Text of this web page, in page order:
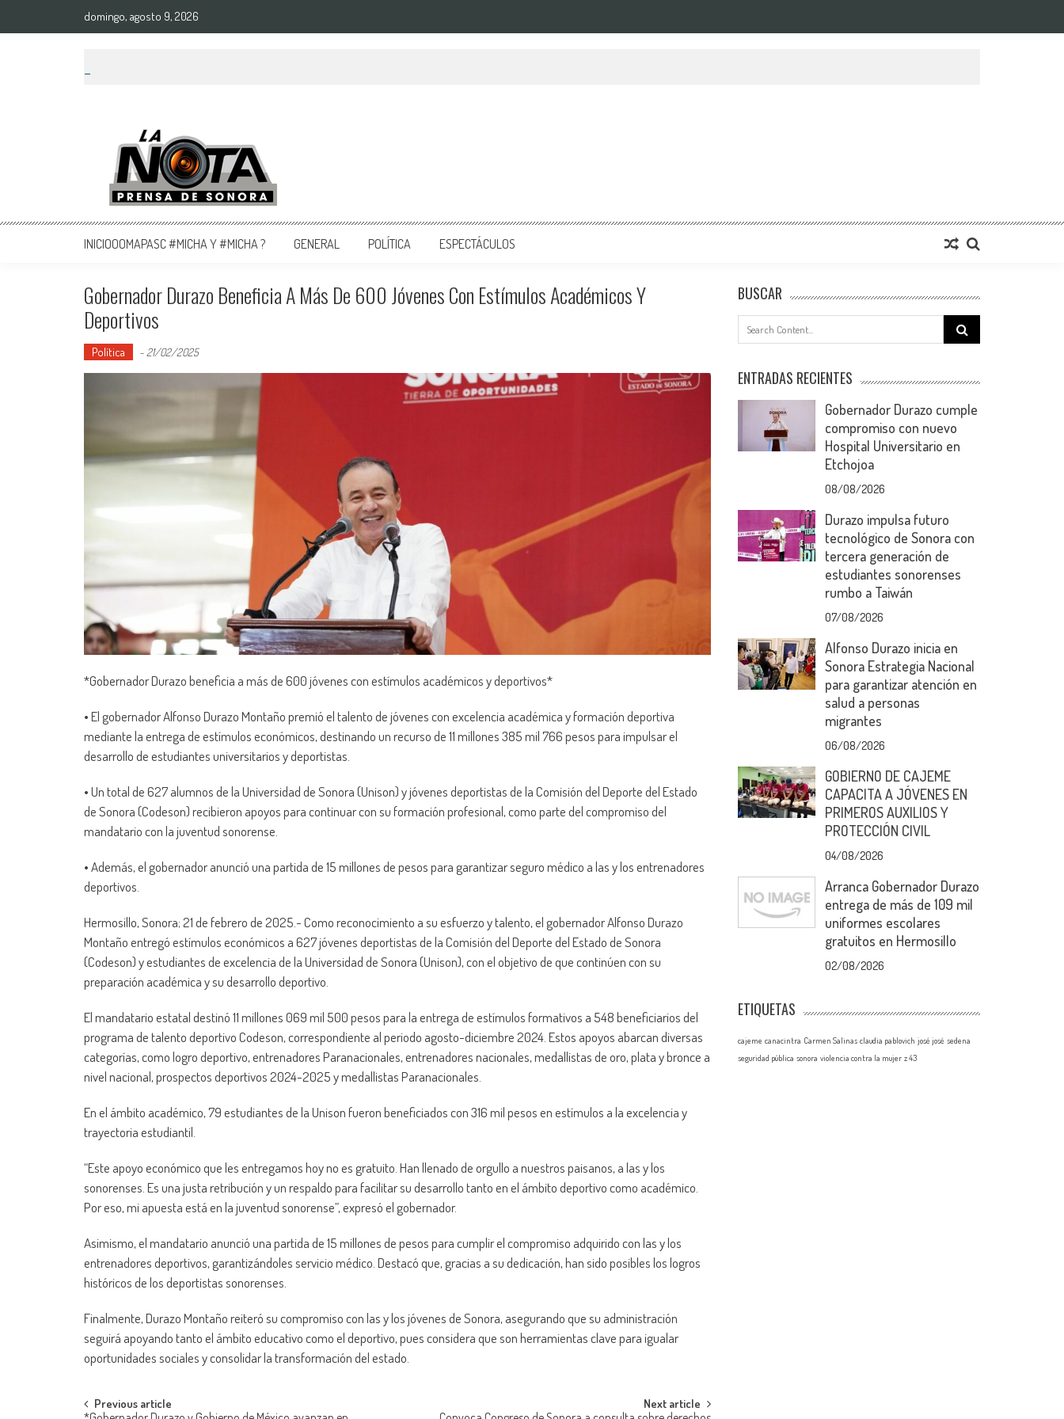
domingo, agosto 9, 2026
La Nota Prensa De Sonora
Noticias del día
INICIOOOMAPASC #MICHA Y #MICHA ? GENERAL POLÍTICA ESPECTÁCULOS
Gobernador Durazo Beneficia A Más De 600 Jóvenes Con Estímulos Académicos Y
Deportivos
Política - 21/02/2025
*Gobernador Durazo beneficia a más de 600 jóvenes con estímulos académicos y deportivos*
•⁠ ⁠El gobernador Alfonso Durazo Montaño premió el talento de jóvenes con excelencia académica y formación deportiva
mediante la entrega de estímulos económicos, destinando un recurso de 11 millones 385 mil 766 pesos para impulsar el
desarrollo de estudiantes universitarios y deportistas.
•⁠ ⁠Un total de 627 alumnos de la Universidad de Sonora (Unison) y jóvenes deportistas de la Comisión del Deporte del Estado
de Sonora (Codeson) recibieron apoyos para continuar con su formación profesional, como parte del compromiso del
mandatario con la juventud sonorense.
•⁠ ⁠Además, el gobernador anunció una partida de 15 millones de pesos para garantizar seguro médico a las y los entrenadores
deportivos.
Hermosillo, Sonora; 21 de febrero de 2025.- Como reconocimiento a su esfuerzo y talento, el gobernador Alfonso Durazo
Montaño entregó estímulos económicos a 627 jóvenes deportistas de la Comisión del Deporte del Estado de Sonora
(Codeson) y estudiantes de excelencia de la Universidad de Sonora (Unison), con el objetivo de que continúen con su
preparación académica y su desarrollo deportivo.
El mandatario estatal destinó 11 millones 069 mil 500 pesos para la entrega de estímulos formativos a 548 beneficiarios del
programa de talento deportivo Codeson, correspondiente al periodo agosto-diciembre 2024. Estos apoyos abarcan diversas
categorías, como logro deportivo, entrenadores Paranacionales, entrenadores nacionales, medallistas de oro, plata y bronce a
nivel nacional, prospectos deportivos 2024-2025 y medallistas Paranacionales.
En el ámbito académico, 79 estudiantes de la Unison fueron beneficiados con 316 mil pesos en estímulos a la excelencia y
trayectoria estudiantil.
“Este apoyo económico que les entregamos hoy no es gratuito. Han llenado de orgullo a nuestros paisanos, a las y los
sonorenses. Es una justa retribución y un respaldo para facilitar su desarrollo tanto en el ámbito deportivo como académico.
Por eso, mi apuesta está en la juventud sonorense”, expresó el gobernador.
Asimismo, el mandatario anunció una partida de 15 millones de pesos para cumplir el compromiso adquirido con las y los
entrenadores deportivos, garantizándoles servicio médico. Destacó que, gracias a su dedicación, han sido posibles los logros
históricos de los deportistas sonorenses.
Finalmente, Durazo Montaño reiteró su compromiso con las y los jóvenes de Sonora, asegurando que su administración
seguirá apoyando tanto el ámbito educativo como el deportivo, pues considera que son herramientas clave para igualar
oportunidades sociales y consolidar la transformación del estado.
Post
Previous article Next article
BUSCAR
Search
for:
ENTRADAS RECIENTES
Gobernador Durazo cumple
compromiso con nuevo
Hospital Universitario en
Etchojoa
08/08/2026
Durazo impulsa futuro
tecnológico de Sonora con
tercera generación de
estudiantes sonorenses
rumbo a Taiwán
07/08/2026
Alfonso Durazo inicia en
Sonora Estrategia Nacional
para garantizar atención en
salud a personas
migrantes
06/08/2026
GOBIERNO DE CAJEME
CAPACITA A JÓVENES EN
PRIMEROS AUXILIOS Y
PROTECCIÓN CIVIL
04/08/2026
Arranca Gobernador Durazo
entrega de más de 109 mil
uniformes escolares
gratuitos en Hermosillo
02/08/2026
ETIQUETAS
cajeme canacintra Carmen Salinas claudia pablovich josé josé sedena
seguridad pública sonora violencia contra la mujer z 43